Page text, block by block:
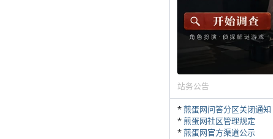
站务公告
*煎蛋网问答分区关闭通知
*煎蛋网社区管理规定
*煎蛋网官方渠道公示